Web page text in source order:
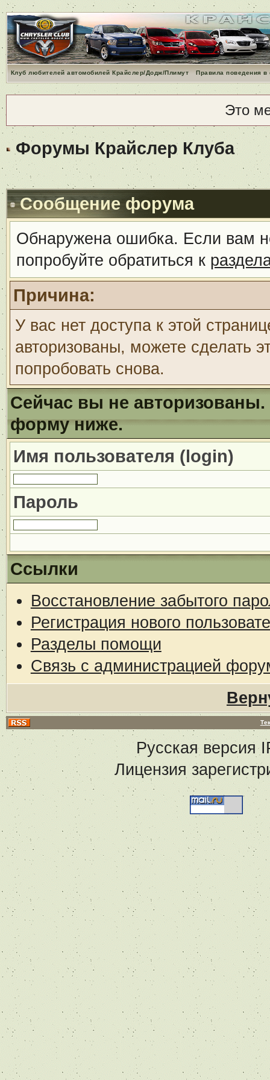
Клуб любителей автомобилей Крайслер/Додж/Плимут Правила поведения
Это
Форумы Крайслер Клуба
Сообщение форума
Обнаружена ошибка. Если вам
попробуйте обратиться к
Причина:
У вас нет доступа к этой
авторизованы, можете сделать
попробовать снова.
Сейчас вы не авторизованы.
форму ниже.
Имя пользователя (login)
Пароль
Ссылки
Восстановление забытого
Регистрация нового
Разделы помощи
Связь с администрацией
Русская версия
Лицензия